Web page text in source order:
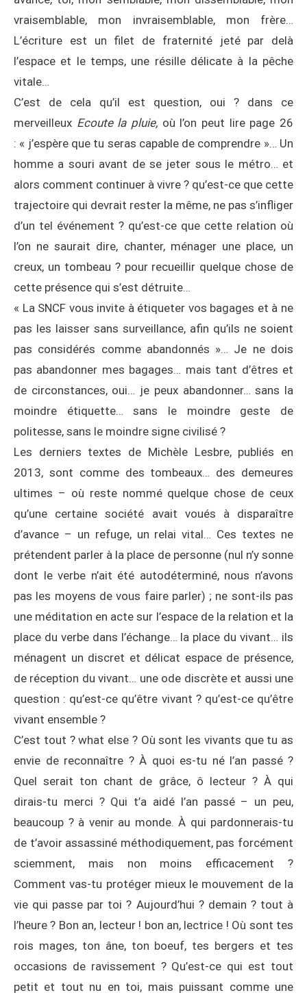
vraisemblable, mon invraisemblable, mon frère…
L’écriture est un filet de fraternité jeté par delà
l’espace et le temps, une résille délicate à la pêche
vitale…
C’est de cela qu’il est question, oui ? dans ce
merveilleux Ecoute la pluie, où l’on peut lire page 26
: « j’espère que tu seras capable de comprendre »… Un
homme a souri avant de se jeter sous le métro… et
alors comment continuer à vivre ? qu’est-ce que cette
trajectoire qui devrait rester la même, ne pas s’infliger
d’un tel événement ? qu’est-ce que cette relation où
l’on ne saurait dire, chanter, ménager une place, un
creux, un tombeau ? pour recueillir quelque chose de
cette présence qui s’est détruite…
« La SNCF vous invite à étiqueter vos bagages et à ne
pas les laisser sans surveillance, afin qu’ils ne soient
pas considérés comme abandonnés »… Je ne dois
pas abandonner mes bagages… mais tant d’êtres et
de circonstances, oui… je peux abandonner… sans la
moindre étiquette… sans le moindre geste de
politesse, sans le moindre signe civilisé ?
Les derniers textes de Michèle Lesbre, publiés en
2013, sont comme des tombeaux… des demeures
ultimes – où reste nommé quelque chose de ceux
qu’une certaine société avait voués à disparaître
d’avance – un refuge, un relai vital… Ces textes ne
prétendent parler à la place de personne (nul n’y sonne
dont le verbe n’ait été autodéterminé, nous n’avons
pas les moyens de vous faire parler) ; ne sont-ils pas
une méditation en acte sur l’espace de la relation et la
place du verbe dans l’échange… la place du vivant… ils
ménagent un discret et délicat espace de présence,
de réception du vivant… une ode discrète et aussi une
question : qu’est-ce qu’être vivant ? qu’est-ce qu’être
vivant ensemble ?
C’est tout ? what else ? Où sont les vivants que tu as
envie de reconnaître ? À quoi es-tu né l’an passé ?
Quel serait ton chant de grâce, ô lecteur ? À qui
dirais-tu merci ? Qui t’a aidé l’an passé – un peu,
beaucoup ? à venir au monde. À qui pardonnerais-tu
de t’avoir assassiné méthodiquement, pas forcément
sciemment, mais non moins efficacement ?
Comment vas-tu protéger mieux le mouvement de la
vie qui passe par toi ? Aujourd’hui ? demain ? tout à
l’heure ? Bon an, lecteur ! bon an, lectrice ! Où sont tes
rois mages, ton âne, ton boeuf, tes bergers et tes
occasions de ravissement ? Qu’est-ce qui est tout
petit et tout nu en toi, mais puissant comme une